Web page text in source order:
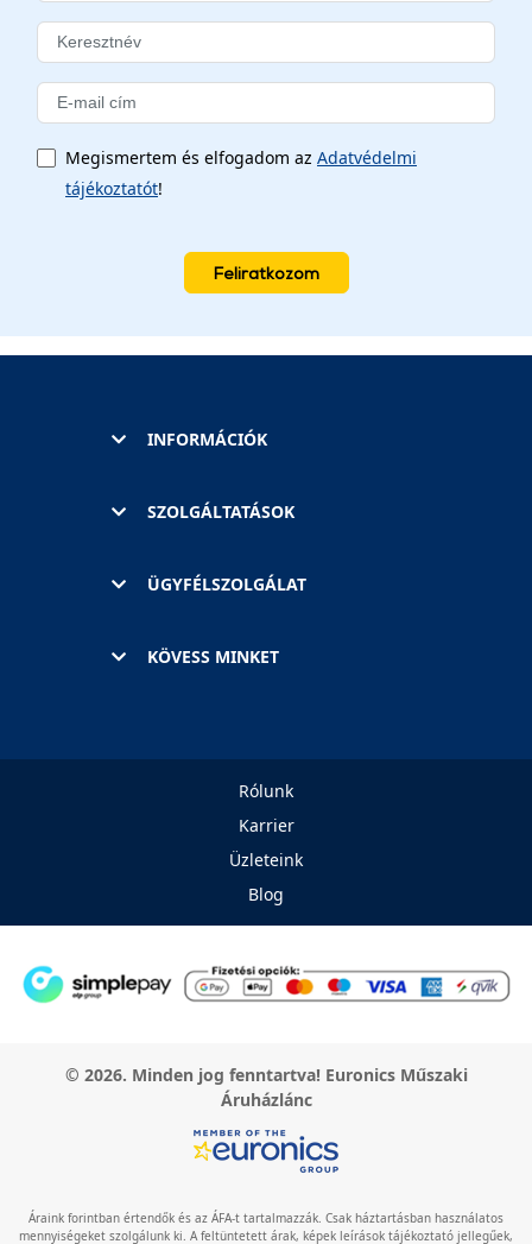
Megismertem és elfogadom az Adatvédelmi
tájékoztatót!
Feliratkozom
INFORMÁCIÓK
SZOLGÁLTATÁSOK
ÜGYFÉLSZOLGÁLAT
KÖVESS MINKET
Rólunk
Karrier
Üzleteink
Blog
© 2026. Minden jog fenntartva! Euronics Műszaki
Áruházlánc
Áraink forintban értendők és az ÁFA-t tartalmazzák. Csak háztartásban használatos
mennyiségeket szolgálunk ki. A feltüntetett árak, képek leírások tájékoztató jellegűek,